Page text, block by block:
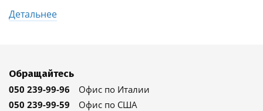
Детальнее
Обращайтесь
050 239-99-96
Офис по Италии
050 239-99-59
Офис по США